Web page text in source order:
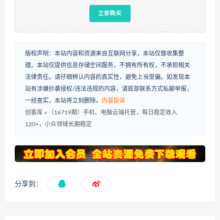
立即购买
版权声明：本站内容和资源来自互联网分享，本站仅做收集整
理。本站仅提供信息存储空间服务，不拥有所有权，不承担相关
法律责任。请仔细辨认内容的真实性，避免上当受骗。如发现本
站有涉嫌抄袭侵权/违法违规的内容，请底部联系方式私聊举报，
一经查实，本站将立刻删除。 内容投诉
创客库 »
（16719期）手机、电脑云端托管，每日稳定收入
120+，小众领域长期稳定
分享到：